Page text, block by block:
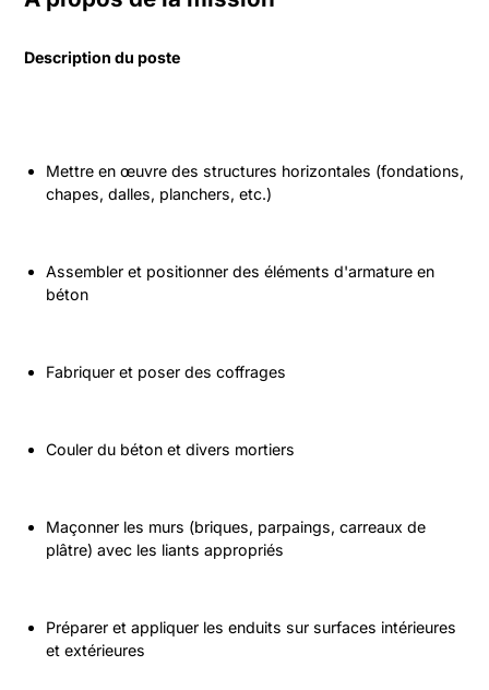
Description du poste
Mettre en œuvre des structures horizontales (fondations,
chapes, dalles, planchers, etc.)
Assembler et positionner des éléments d'armature en
béton
Fabriquer et poser des coffrages
Couler du béton et divers mortiers
Maçonner les murs (briques, parpaings, carreaux de
plâtre) avec les liants appropriés
Préparer et appliquer les enduits sur surfaces intérieures
et extérieures